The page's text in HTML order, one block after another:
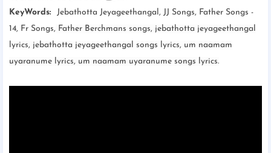
KeyWords:
Jebathotta Jeyageethangal, JJ Songs, Father Songs -
14, Fr Songs, Father Berchmans songs, jebathotta jeyageethangal
lyrics, jebathotta jeyageethangal songs lyrics, um naamam
uyaranume lyrics, um naamam uyaranume songs lyrics.